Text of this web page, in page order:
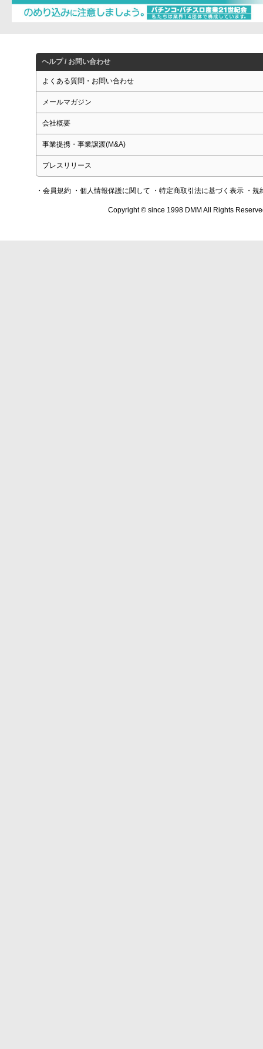
ヘルプ / お問い合わせ
よくある質問・お問い合わせ
メールマガジン
会社概要
事業提携・事業譲渡(M&A)
プレスリリース
・会員規約 ・個人情報保護に関して ・特定商取引法に基づく表示 ・規
Copyright © since 1998 DMM All Rights